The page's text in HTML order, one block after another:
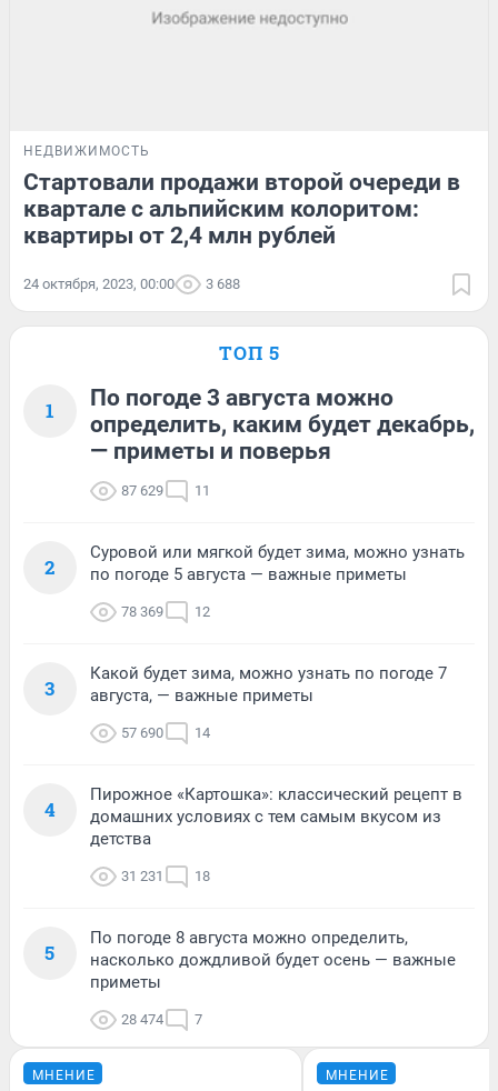
НЕДВИЖИМОСТЬ
Стартовали продажи второй очереди в
квартале с альпийским колоритом:
квартиры от 2,4 млн рублей
24 октября, 2023, 00:00 3 688
ТОП 5
1
По погоде 3 августа можно
определить, каким будет декабрь,
— приметы и поверья
87 629 11
2
Суровой или мягкой будет зима, можно узнать
по погоде 5 августа — важные приметы
78 369 12
3
Какой будет зима, можно узнать по погоде 7
августа, — важные приметы
57 690 14
4
Пирожное «Картошка»: классический рецепт в
домашних условиях с тем самым вкусом из
детства
31 231 18
5
По погоде 8 августа можно определить,
насколько дождливой будет осень — важные
приметы
28 474 7
МНЕНИЕ МНЕНИЕ